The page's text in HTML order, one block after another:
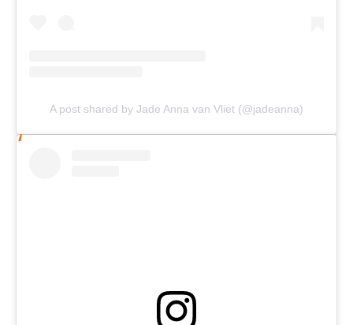
A post shared by Jade Anna van Vliet (@jadeanna)